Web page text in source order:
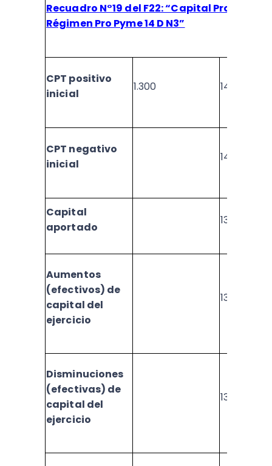
Recuadro N°19 del F22: “Capital Propio
Régimen Pro Pyme 14 D N3”
CPT positivo
inicial
1.300 1445
CPT negativo
inicial
1446
Capital
aportado
1374
Aumentos
(efectivos) de
capital del
ejercicio
1375
Disminuciones
(efectivas) de
capital del
ejercicio
1376